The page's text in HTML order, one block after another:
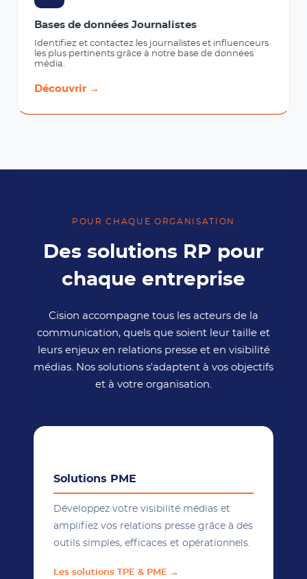
Bases de données Journalistes
Identifiez et contactez les journalistes et influenceurs
les plus pertinents grâce à notre base de données
média.
Découvrir →
POUR CHAQUE ORGANISATION
Des solutions RP pour
chaque entreprise
Cision accompagne tous les acteurs de la
communication, quels que soient leur taille et
leurs enjeux en relations presse et en visibilité
médias. Nos solutions s'adaptent à vos objectifs
et à votre organisation.
Solutions PME
Développez votre visibilité médias et
amplifiez vos relations presse grâce à des
outils simples, efficaces et opérationnels.
Les solutions TPE & PME →